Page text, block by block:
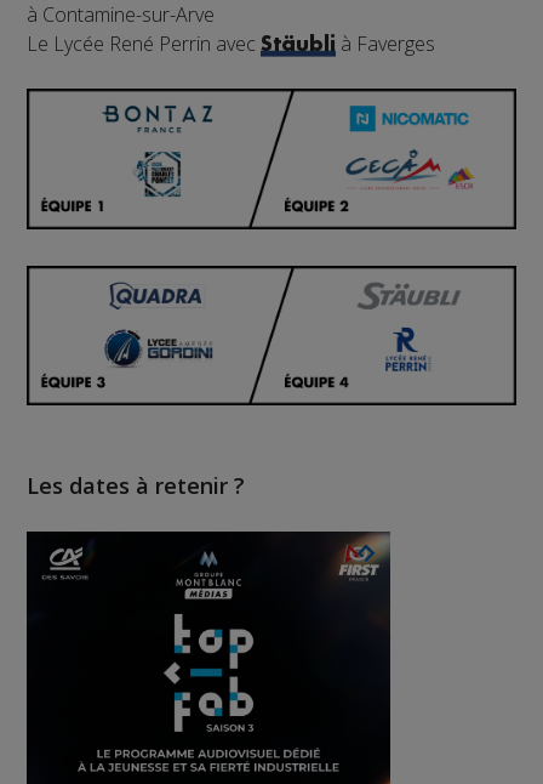
à Contamine-sur-Arve
Le Lycée René Perrin avecStäubli à Faverges
Les dates à retenir ?